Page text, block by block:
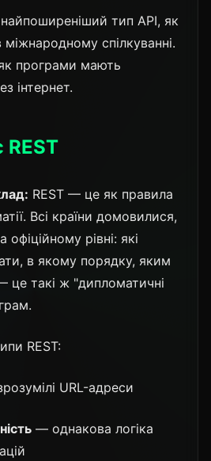
тип API, як
міжнародному спілкуванні.
програми мають
інтернет.
REST — це як правила
Всі країни домовилися,
офіційному рівні: які
в якому порядку, яким
це такі ж "дипломатичні
REST:
URL-адреси
— однакова логіка